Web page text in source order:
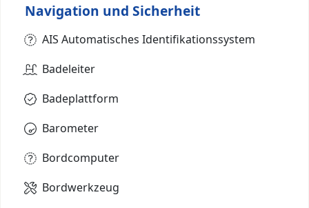
Navigation und Sicherheit
AIS Automatisches Identifikationssystem
Badeleiter
Badeplattform
Barometer
Bordcomputer
Bordwerkzeug